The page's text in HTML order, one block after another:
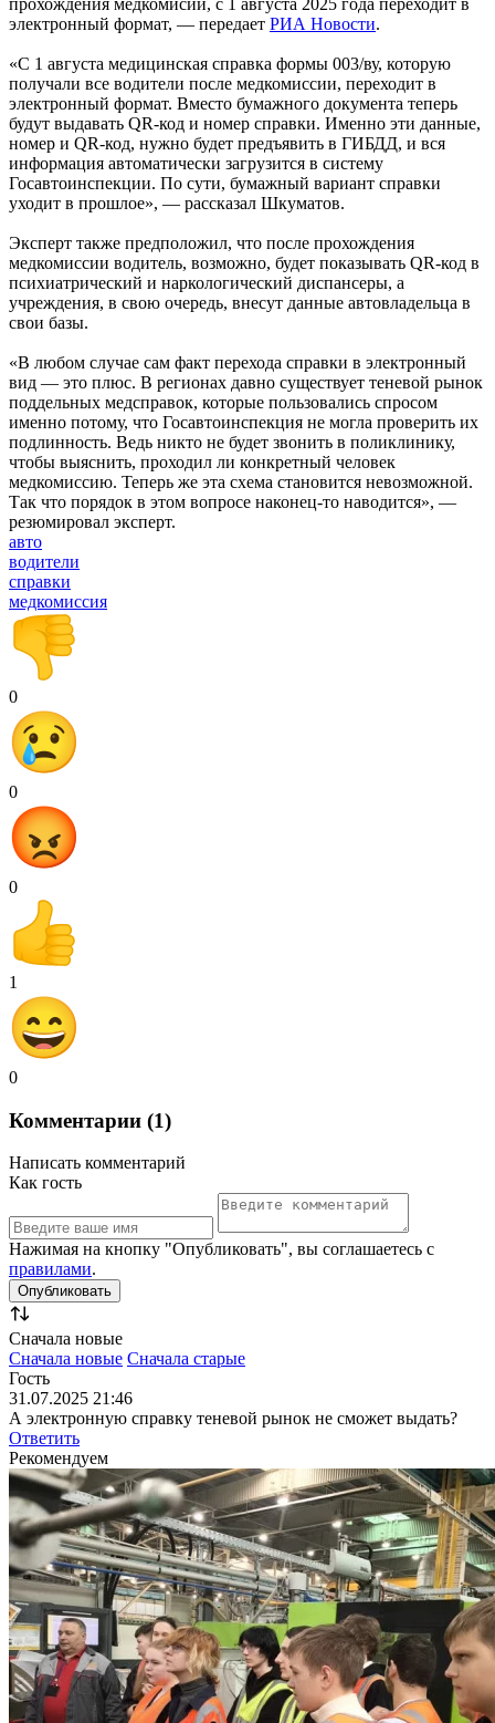
электронный формат, — передает РИА Новости.
«С 1 августа медицинская справка формы 003/ву, которую
получали все водители после медкомиссии, переходит в
электронный формат. Вместо бумажного документа теперь
будут выдавать QR-код и номер справки. Именно эти данные,
номер и QR-код, нужно будет предъявить в ГИБДД, и вся
информация автоматически загрузится в систему
Госавтоинспекции. По сути, бумажный вариант справки
уходит в прошлое», — рассказал Шкуматов.
Эксперт также предположил, что после прохождения
медкомиссии водитель, возможно, будет показывать QR-код в
психиатрический и наркологический диспансеры, а
учреждения, в свою очередь, внесут данные автовладельца в
свои базы.
«В любом случае сам факт перехода справки в электронный
вид — это плюс. В регионах давно существует теневой рынок
поддельных медсправок, которые пользовались спросом
именно потому, что Госавтоинспекция не могла проверить их
подлинность. Ведь никто не будет звонить в поликлинику,
чтобы выяснить, проходил ли конкретный человек
медкомиссию. Теперь же эта схема становится невозможной.
Так что порядок в этом вопросе наконец-то наводится», —
резюмировал эксперт.
авто
водители
справки
медкомиссия
0
0
0
1
0
Комментарии (1)
Написать комментарий
Как гость
Нажимая на кнопку "Опубликовать", вы соглашаетесь с
правилами.
Сначала новые
Сначала новые Сначала старые
Гость
31.07.2025 21:46
А электронную справку теневой рынок не сможет выдать?
Ответить
Рекомендуем